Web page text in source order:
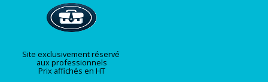
Site exclusivement réservé
aux professionnels
Prix affichés en HT